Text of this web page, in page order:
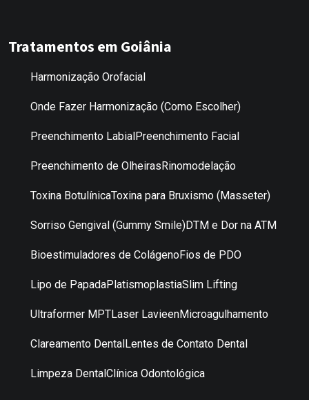
Tratamentos em Goiânia
Harmonização Orofacial
Onde Fazer Harmonização (Como Escolher)
Preenchimento LabialPreenchimento Facial
Preenchimento de OlheirasRinomodelação
Toxina BotulínicaToxina para Bruxismo (Masseter)
Sorriso Gengival (Gummy Smile)DTM e Dor na ATM
Bioestimuladores de ColágenoFios de PDO
Lipo de PapadaPlatismoplastiaSlim Lifting
Ultraformer MPTLaser LavieenMicroagulhamento
Clareamento DentalLentes de Contato Dental
Limpeza DentalClínica Odontológica